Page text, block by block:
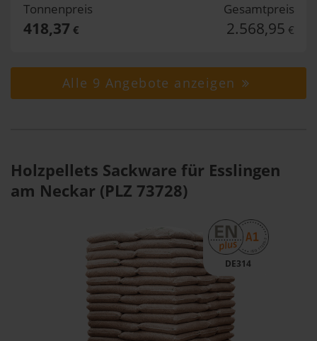
Tonnenpreis
418,37 €
Gesamtpreis
2.568,95 €
Alle 9 Angebote anzeigen
Holzpellets Sackware für Esslingen
am Neckar (PLZ 73728)
DE314